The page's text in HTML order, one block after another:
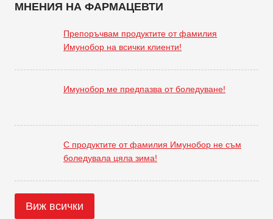
МНЕНИЯ НА ФАРМАЦЕВТИ
Препоръчвам продуктите от фамилия
Имунобор на всички клиенти!
Имунобор ме предпазва от боледуване!
С продуктите от фамилия Имунобор не съм
боледувала цяла зима!
Виж всички